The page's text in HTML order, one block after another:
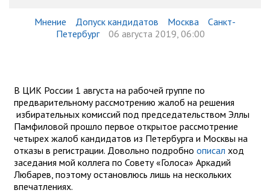
Мнение Допуск кандидатов Москва
Санкт-
Петербург
06 августа 2019, 06:00
В ЦИК России 1 августа на рабочей группе по
предварительному рассмотрению жалоб на решения
избирательных комиссий под председательством Эллы
Памфиловой прошло первое открытое рассмотрение
четырех жалоб кандидатов из Петербурга и Москвы на
отказы в регистрации. Довольно подробно описал ход
заседания мой коллега по Совету «Голоса» Аркадий
Любарев, поэтому остановлюсь лишь на нескольких
впечатлениях.